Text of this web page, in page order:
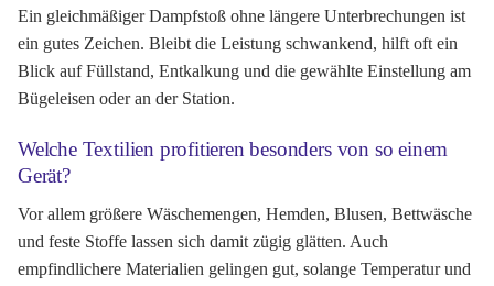
Ein gleichmäßiger Dampfstoß ohne längere Unterbrechungen ist
ein gutes Zeichen. Bleibt die Leistung schwankend, hilft oft ein
Blick auf Füllstand, Entkalkung und die gewählte Einstellung am
Bügeleisen oder an der Station.
Welche Textilien profitieren besonders von so einem
Gerät?
Vor allem größere Wäschemengen, Hemden, Blusen, Bettwäsche
und feste Stoffe lassen sich damit zügig glätten. Auch
empfindlichere Materialien gelingen gut, solange Temperatur und